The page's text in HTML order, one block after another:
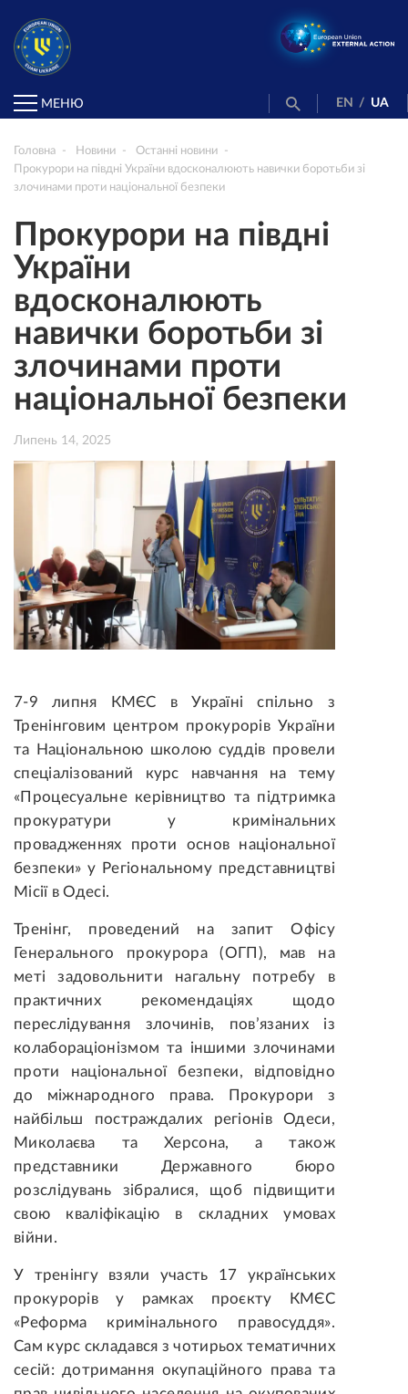
МЕНЮ EN / UA
Головна Новини
Останні новини
Прокурори на півдні України вдосконалюють навички боротьби зі
злочинами проти національної безпеки
Прокурори на півдні
України
вдосконалюють
навички боротьби зі
злочинами проти
національної безпеки
Липень 14, 2025
7-9 липня КМЄС в Україні спільно з
Тренінговим центром прокурорів України
та Національною школою суддів провели
спеціалізований курс навчання на тему
«Процесуальне керівництво та підтримка
прокуратури у кримінальних
провадженнях проти основ національної
безпеки» у Регіональному представництві
Місії в Одесі.
Тренінг, проведений на запит Офісу
Генерального прокурора (ОГП), мав на
меті задовольнити нагальну потребу в
практичних рекомендаціях щодо
переслідування злочинів, пов’язаних із
колабораціонізмом та іншими злочинами
проти національної безпеки, відповідно
до міжнародного права. Прокурори з
найбільш постраждалих регіонів Одеси,
Миколаєва та Херсона, а також
представники Державного бюро
розслідувань зібралися, щоб підвищити
свою кваліфікацію в складних умовах
війни.
У тренінгу взяли участь 17 українських
прокурорів у рамках проєкту КМЄС
«Реформа кримінального правосуддя».
Сам курс складався з чотирьох тематичних
сесій: дотримання окупаційного права та